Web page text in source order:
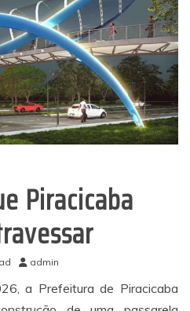
Piracicaba
admin
a Prefeitura de Piracicaba